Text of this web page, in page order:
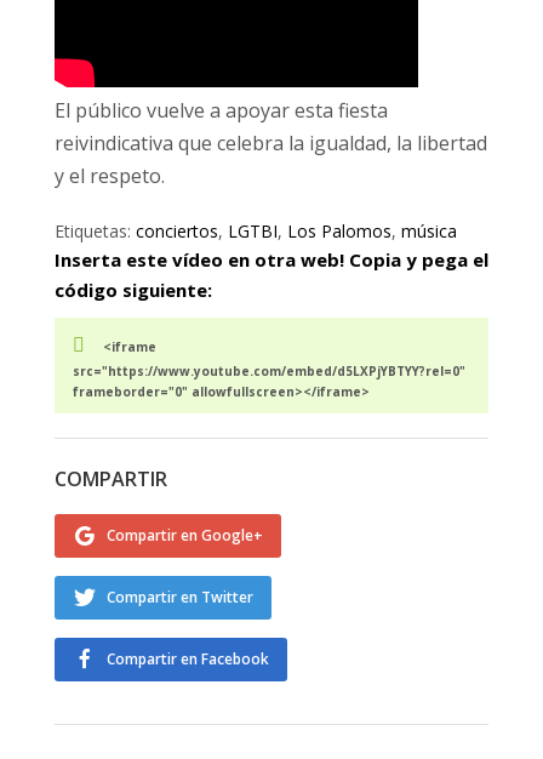
El público vuelve a apoyar esta fiesta
reivindicativa que celebra la igualdad, la libertad
y el respeto.
Etiquetas: conciertos, LGTBI, Los Palomos, música
Inserta este vídeo en otra web! Copia y pega el
código siguiente:
<iframe
src="https://www.youtube.com/embed/d5LXPjYBTYY?rel=0"
frameborder="0" allowfullscreen></iframe>
COMPARTIR
Compartir en Google+
Compartir en Twitter
Compartir en Facebook